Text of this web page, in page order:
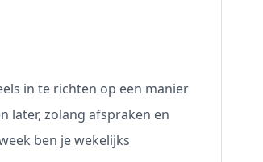
in te richten op een manier
later, zolang afspraken en
ben je wekelijks